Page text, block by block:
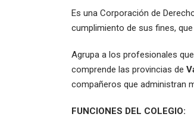
Es una Corporación de
cumplimiento de sus fines,
Agrupa a los profesionales
comprende las provincias de
compañeros que administran
FUNCIONES DEL COLEGIO: